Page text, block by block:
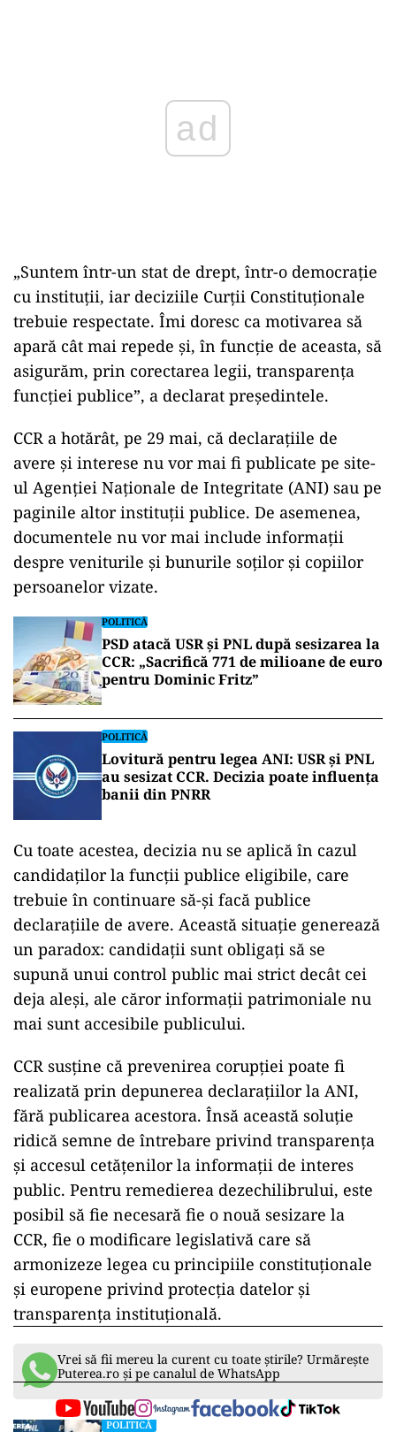
„Suntem într-un stat de drept, într-o democrație
cu instituții, iar deciziile Curții Constituționale
trebuie respectate. Îmi doresc ca motivarea să
apară cât mai repede și, în funcție de aceasta, să
asigurăm, prin corectarea legii, transparența
funcției publice”, a declarat președintele.
CCR a hotărât, pe 29 mai, că declarațiile de
avere și interese nu vor mai fi publicate pe site-
ul Agenției Naționale de Integritate (ANI) sau pe
paginile altor instituții publice. De asemenea,
documentele nu vor mai include informații
despre veniturile și bunurile soților și copiilor
persoanelor vizate.
POLITICĂ
PSD atacă USR și PNL după sesizarea la
CCR: „Sacrifică 771 de milioane de euro
pentru Dominic Fritz”
POLITICĂ
Lovitură pentru legea ANI: USR și PNL
au sesizat CCR. Decizia poate influența
banii din PNRR
Cu toate acestea, decizia nu se aplică în cazul
candidaților la funcții publice eligibile, care
trebuie în continuare să-și facă publice
declarațiile de avere. Această situație generează
un paradox: candidații sunt obligați să se
supună unui control public mai strict decât cei
deja aleși, ale căror informații patrimoniale nu
mai sunt accesibile publicului.
CCR susține că prevenirea corupției poate fi
realizată prin depunerea declarațiilor la ANI,
fără publicarea acestora. Însă această soluție
ridică semne de întrebare privind transparența
și accesul cetățenilor la informații de interes
public. Pentru remedierea dezechilibrului, este
posibil să fie necesară fie o nouă sesizare la
CCR, fie o modificare legislativă care să
armonizeze legea cu principiile constituționale
și europene privind protecția datelor și
transparența instituțională.
Vrei să fii mereu la curent cu toate știrile? Urmărește
Puterea.ro și pe canalul de WhatsApp
POLITICĂ